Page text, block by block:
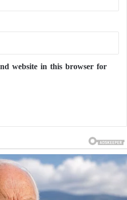
website in this browser for